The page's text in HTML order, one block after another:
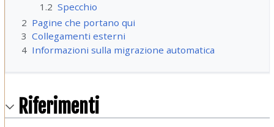
1.2 Specchio
2 Pagine che portano qui
3 Collegamenti esterni
4 Informazioni sulla migrazione automatica
Riferimenti